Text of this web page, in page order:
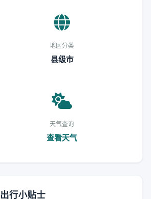
地区分类
县级市
天气查询
查看天气
出行小贴士